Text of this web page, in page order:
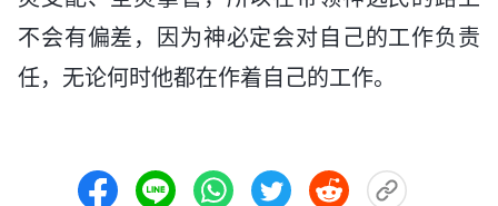
不会有偏差，因为神必定会对自己的工作负责
任，无论何时他都在作着自己的工作。